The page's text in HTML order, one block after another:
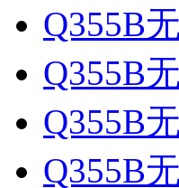
Q355B
Q355B
Q355B
Q355B